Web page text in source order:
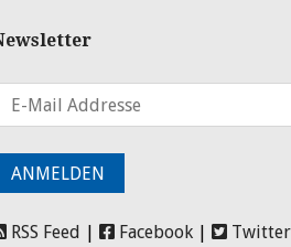
RSS Feed Facebook Twitter